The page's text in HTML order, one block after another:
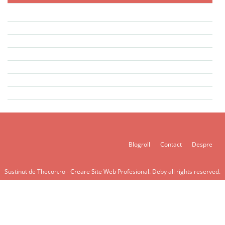
Blogroll Contact Despre
Sustinut de Thecon.ro -Creare Site Web Profesional. Deby all rights reserved.